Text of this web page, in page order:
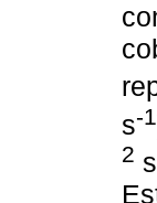
s-1
2 s